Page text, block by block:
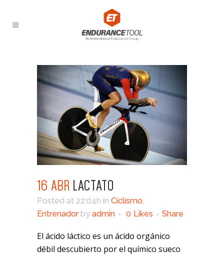
16 ABR LACTATO
Posted at 22:04h in Ciclismo,
Entrenador by admin 0 Likes Share
El ácido láctico es un ácido orgánico
débil descubierto por el químico sueco